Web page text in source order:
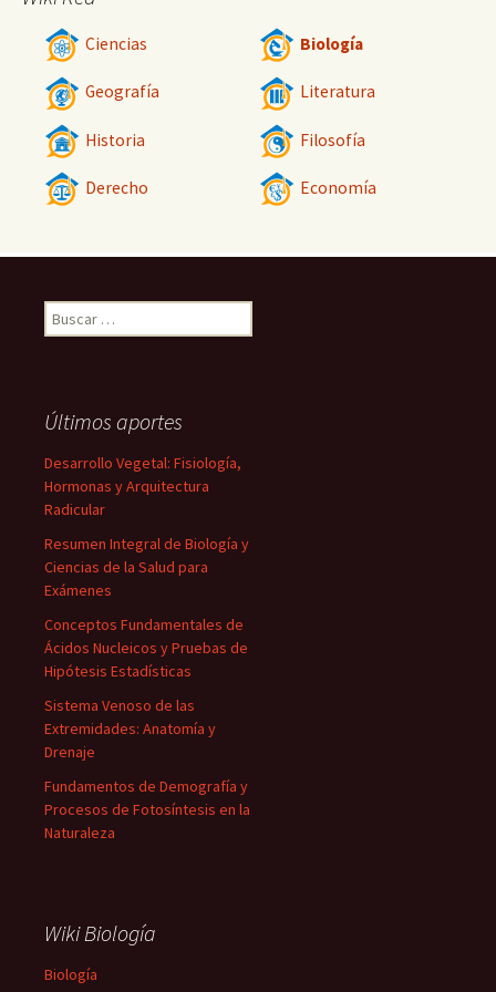
Ciencias Biología
Geografía Literatura
Historia Filosofía
Derecho Economía
Buscar:
Últimos aportes
Desarrollo Vegetal: Fisiología,
Hormonas y Arquitectura
Radicular
Resumen Integral de Biología y
Ciencias de la Salud para
Exámenes
Conceptos Fundamentales de
Ácidos Nucleicos y Pruebas de
Hipótesis Estadísticas
Sistema Venoso de las
Extremidades: Anatomía y
Drenaje
Fundamentos de Demografía y
Procesos de Fotosíntesis en la
Naturaleza
Wiki Biología
Biología